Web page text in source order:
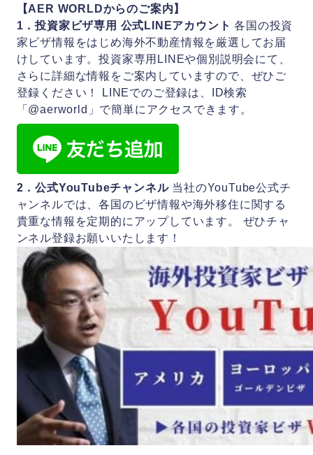
【AER WORLDからのご案内】
1．投資家ビザ専用 公式LINEアカウント 各国の投資
家ビザ情報をはじめ海外不動産情報を厳選してお届
けしています。投資家専用LINEや個別説明会にて、
さらに詳細な情報をご案内していますので、ぜひご
登録ください！ LINEでのご登録は、ID検索
「@aerworld」で簡単にアクセスできます。
2．公式YouTubeチャンネル 当社のYouTube公式チ
ャンネルでは、各国のビザ情報や海外移住に関する
貴重な情報を定期的にアップしています。 ぜひチャ
ンネル登録お願いいたします！